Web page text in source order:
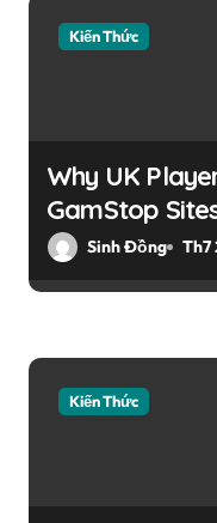
Kiến Thức
Why UK
GamStop
Flexibility
Sinh Đồng Th7
Kiến Thức